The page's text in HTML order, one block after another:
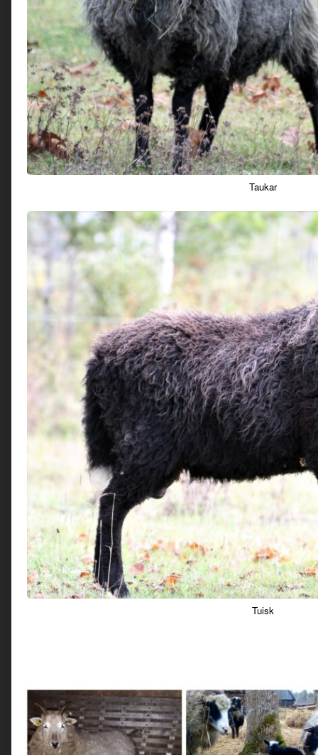
Taukar
Tuisk